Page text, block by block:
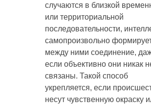
случаются в близкой
или территориальной
последовательности,
самопроизвольно
между ними соединение,
если объективно они никак
связаны. Такой способ
укрепляется, если
несут чувственную окраску